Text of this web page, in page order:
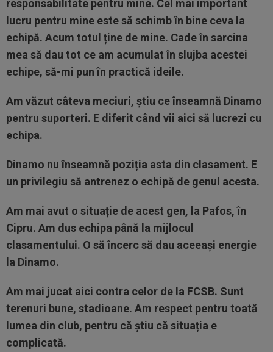
responsabilitate pentru mine. Cel mai important
lucru pentru mine este să schimb în bine ceva la
echipă. Acum totul ține de mine. Cade în sarcina
mea să dau tot ce am acumulat în slujba acestei
echipe, să-mi pun în practică ideile.
Am văzut câteva meciuri, știu ce înseamnă Dinamo
pentru suporteri. E diferit când vii aici să lucrezi cu
echipa.
Dinamo nu înseamnă poziția asta din clasament. E
un privilegiu să antrenez o echipă de genul acesta.
Am mai avut o situație de acest gen, la Pafos, în
Cipru. Am dus echipa până la mijlocul
clasamentului. O să încerc să dau aceeași energie
la Dinamo.
Am mai jucat aici contra celor de la FCSB. Sunt
terenuri bune, stadioane. Am respect pentru toată
lumea din club, pentru că știu că situația e
complicată.